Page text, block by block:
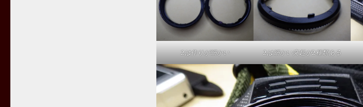
2は作りが細かい 2は細かい突起が2種類ある